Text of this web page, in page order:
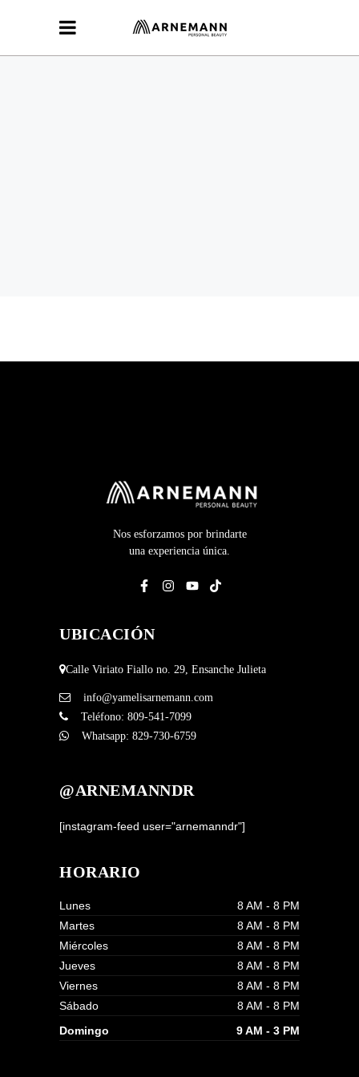
Nos esforzamos por brindarte
una experiencia única.
UBICACIÓN
Calle Viriato Fiallo no. 29, Ensanche Julieta
info@yamelisarnemann.com
Teléfono: 809-541-7099
Whatsapp: 829-730-6759
@ARNEMANNDR
[instagram-feed user="arnemanndr"]
HORARIO
Lunes
8 AM - 8 PM
Martes
8 AM - 8 PM
Miércoles
8 AM - 8 PM
Jueves
8 AM - 8 PM
Viernes
8 AM - 8 PM
Sábado
8 AM - 8 PM
Domingo
9 AM - 3 PM